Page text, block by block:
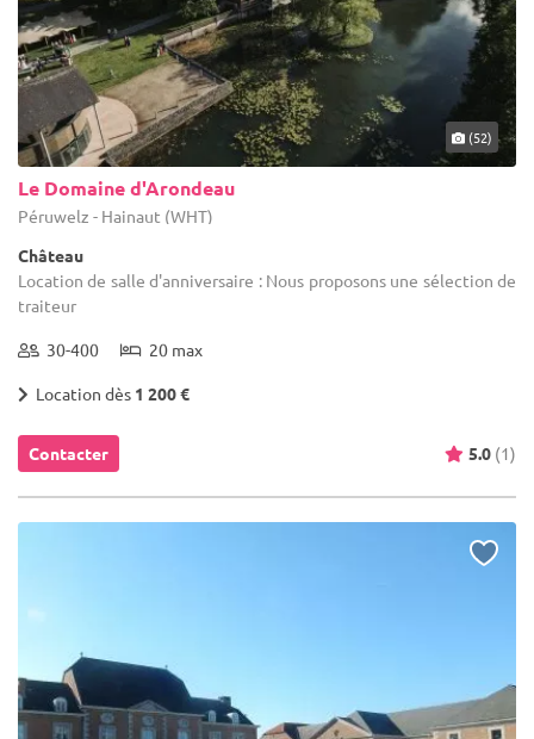
(52)
Le Domaine d'Arondeau
Péruwelz - Hainaut (WHT)
Château
Location de salle d'anniversaire : Nous proposons une sélection de
traiteur
30-400 20 max
Location dès 1 200 €
Contacter 5.0 (1)